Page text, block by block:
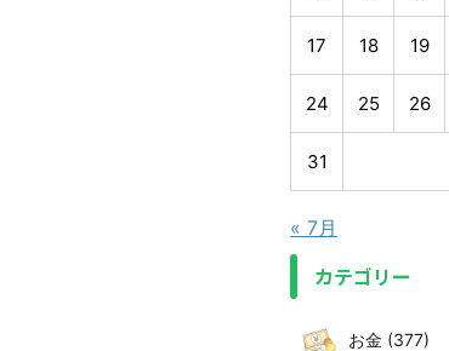
17 18 19
24 25 26
31
« 7月
カテゴリー
お金 (377)